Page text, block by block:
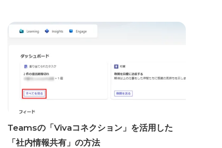
Teamsの「Vivaコネクション」を活用した
「社内情報共有」の方法